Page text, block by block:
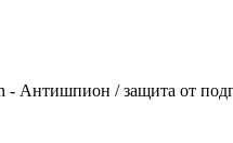
- Антишпион / защита от